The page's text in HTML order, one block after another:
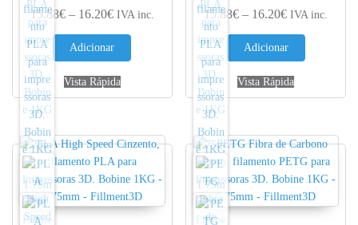
15.88€ – 16.20€Price range: 15.88€ through 16.20€
IVA inc.
Adicionar
Vista Rápida
15.88€ – 16.20€Price range:
IVA inc.
Adicionar
Vista Rápida